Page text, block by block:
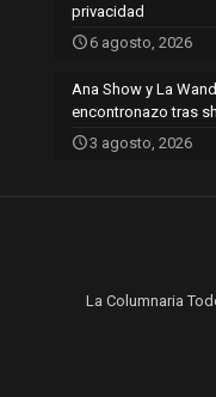
privacidad
6 agosto, 2026
Ana Show y La
encontronazo tras
3 agosto, 2026
La Columnaria